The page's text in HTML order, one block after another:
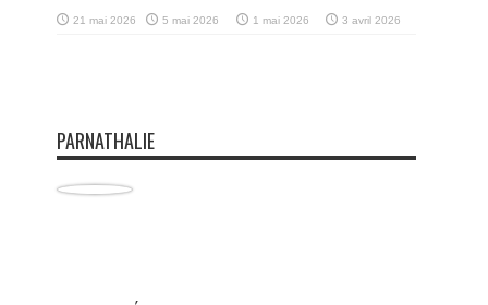
21 mai 2026 5 mai 2026 1 mai 2026 3 avril 2026
PARNATHALIE